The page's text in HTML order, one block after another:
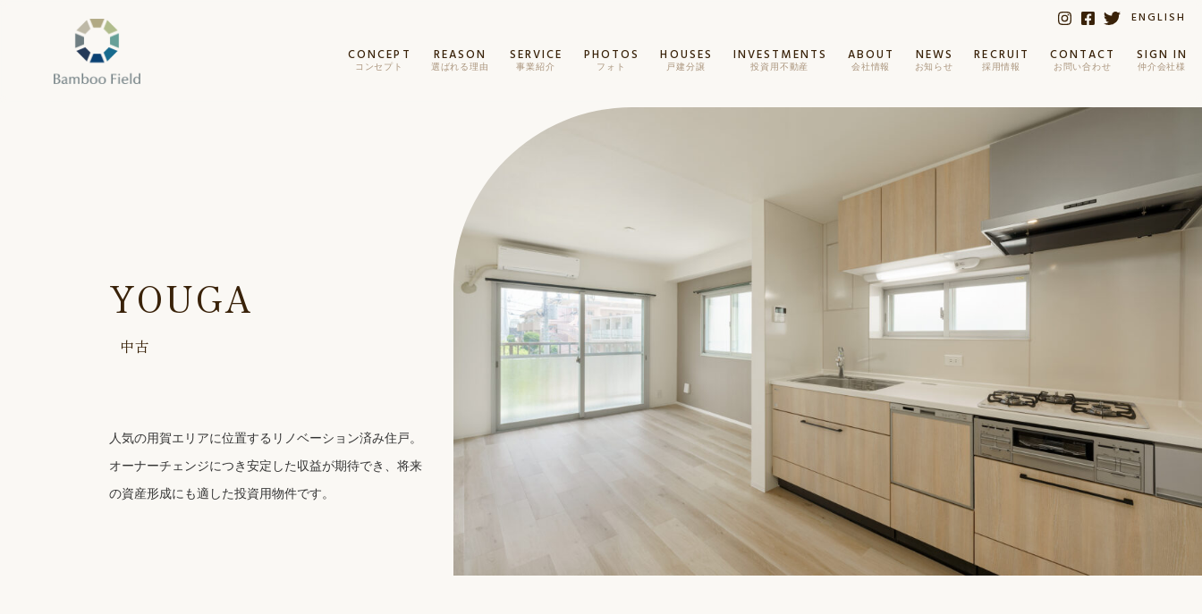
ENGLISH
CONCEPT
コンセプト
REASON
選ばれる理由
SERVICE
事業紹介
PHOTOS
フォト
HOUSES
戸建分譲
INVESTMENTS
投資用不動産
ABOUT
会社情報
NEWS
お知らせ
RECRUIT
採用情報
CONTACT
お問い合わせ
SIGN IN
仲介会社様
YOUGA
中古
人気の用賀エリアに位置するリノベーション済み住戸。
オーナーチェンジにつき安定した収益が期待でき、将来
の資産形成にも適した投資用物件です。